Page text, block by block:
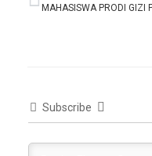
Subscribe